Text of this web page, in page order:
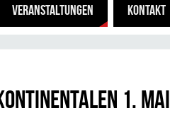
VERANSTALTUNGEN KONTAKT
1. Mai